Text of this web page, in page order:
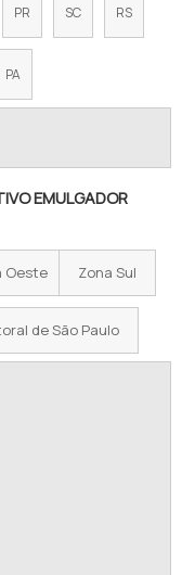
PR SC RS
PA
EMULGADOR
Oeste Zona Sul
de São Paulo